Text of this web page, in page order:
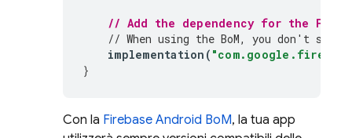
// Add the dependency for the
// When using the BoM, you don't
implementation (
}
Con la Firebase Android BoM, la tua app